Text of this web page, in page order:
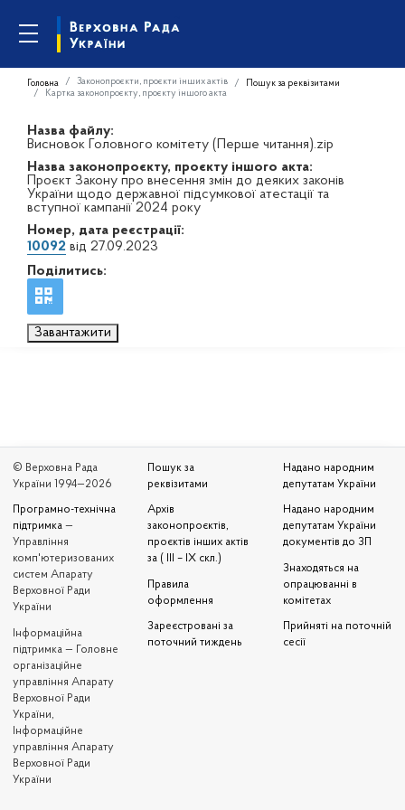
Головна Законопроєкти, проєкти інших актів
Пошук за реквізитами
Картка законопроєкту, проєкту іншого акта
Назва файлу:
Висновок Головного комітету (Перше читання).zip
Назва законопроєкту, проєкту іншого акта:
Проєкт Закону про внесення змін до деяких законів
України щодо державної підсумкової атестації та
вступної кампанії 2024 року
Номер, дата реєстрації:
10092 від 27.09.2023
Поділитись:
Завантажити
© Верховна Рада
України 1994—2026
Програмно-технічна
підтримка —
Управління
комп'ютеризованих
систем Апарату
Верховної Ради
України
Iнформаційна
підтримка — Головне
організаційне
управління Апарату
Верховної Ради
України,
Інформаційне
управління Апарату
Верховної Ради
України
Пошук за
реквізитами
Архів
законопроєктів,
проєктів інших актів
за ( III – IX скл.)
Правила
оформлення
Зареєстровані за
поточний тиждень
Надано народним
депутатам України
Надано народним
депутатам України
документів до ЗП
Знаходяться на
опрацюванні в
комітетах
Прийняті на поточній
сесії